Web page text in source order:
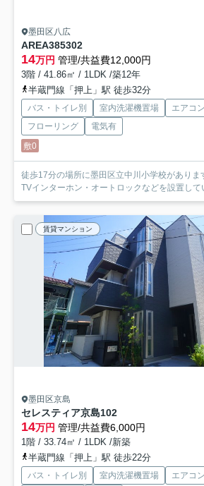
墨田区八広
AREA385302
14万円 管理/共益費12,000円
3階 / 41.86㎡ / 1LDK /築12年
半蔵門線「押上」駅 徒歩32分
バス・トイレ別 室内洗濯機置場 エアコン
フローリング
電気有
敷0
徒歩17分の場所に墨田区立中川小学校がありま
TVインターホン・オートロックなどを設置して
賃貸マンション
墨田区京島
セレスティア京島102
14万円 管理/共益費6,000円
1階 / 33.74㎡ / 1LDK /新築
半蔵門線「押上」駅 徒歩22分
バス・トイレ別 室内洗濯機置場 エアコン